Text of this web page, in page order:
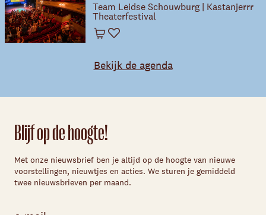
Team Leidse Schouwburg | Kastanjerrr
Theaterfestival
Winkelwagen
Favoriet
Bekijk de agenda
Blijf op de hoogte!
Met onze nieuwsbrief ben je altijd op de hoogte van nieuwe
voorstellingen, nieuwtjes en acties. We sturen je gemiddeld
twee nieuwsbrieven per maand.